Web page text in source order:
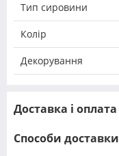
Тип сировини
Колір
Декорування
Доставка і оплата
Способи доставки